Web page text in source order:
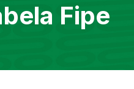
Fipe